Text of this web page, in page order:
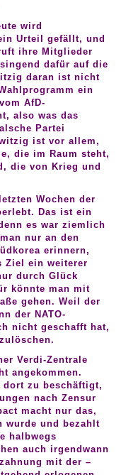
wird
Urteil gefällt, und
ihre Mitglieder
dafür auf die
daran ist nicht
ein
AfD-
also was das
Partei
ist vor allem,
die im Raum steht,
die von Krieg und
Wochen der
Das ist ein
es war ziemlich
nur an den
erinnern,
Ziel ein weiterer
durch Glück
könnte man mit
gehen. Weil der
der NATO-
nicht geschafft hat,
Verdi-Zentrale
angekommen.
zu beschäftigt,
nach Zensur
macht nur das,
wurde und bezahlt
halbwegs
auch irgendwann
mit der –